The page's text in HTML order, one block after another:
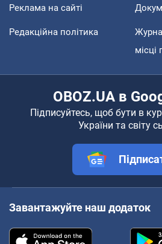
Реклама на сайті
Редакційна політика
місці
OBOZ.UA в
Підписуйтесь, щоб бути в
України та світу
Завантажуйте наш додаток